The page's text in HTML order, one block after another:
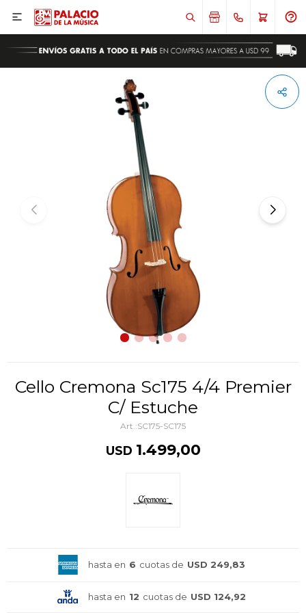

Cello Cremona Sc175 4/4 Premier
C/ Estuche
SC175-SC175
USD 1.499,00
hasta en 6 cuotas de USD 249,83
hasta en 12 cuotas de USD 124,92